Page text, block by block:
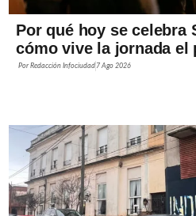
Por qué hoy se celebra
cómo vive la jornada el
PorRedacción Infociudad 7 Ago 2026